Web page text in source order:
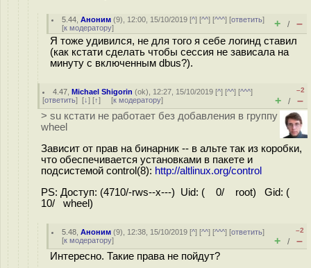
5.44 ,Аноним (9), 12:00, 15/10/2019 [^] [^^] [^^^] [ответить]
[к модератору] + / –
Я тоже удивился, не для того я себе логинд ставил
(как кстати сделать чтобы сессия не зависала на
минуту с включенным dbus?).
4.47 ,Michael Shigorin (ok), 12:27, 15/10/2019 [^] [^^] [^^^]
[ответить] [↓] [↑] [к модератору]
–2
+ / –
> su кстати не работает без добавления в группу
wheel
Зависит от прав на бинарник -- в альте так из коробки,
что обеспечивается установками в пакете и
подсистемой control(8): http://altlinux.org/control
PS: Доступ: (4710/-rws--x---) Uid: ( 0/ root) Gid: (
10/ wheel)
5.48 ,Аноним (9), 12:38, 15/10/2019 [^] [^^] [^^^] [ответить]
[к модератору]
–2
+ / –
Интересно. Такие права не пойдут?